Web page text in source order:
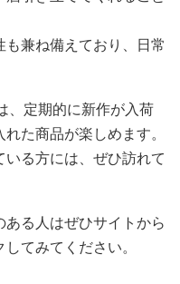
兼ね備えており、日常
、定期的に新作が入荷
た商品が楽しめます。
る方には、ぜひ訪れて
る人はぜひサイトから
てみてください。